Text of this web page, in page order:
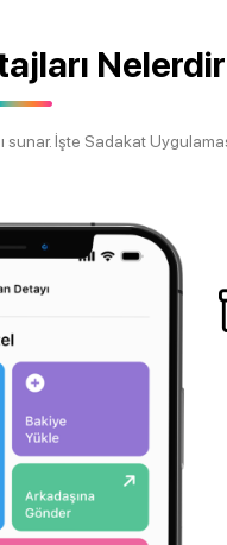
İşte Sadakat